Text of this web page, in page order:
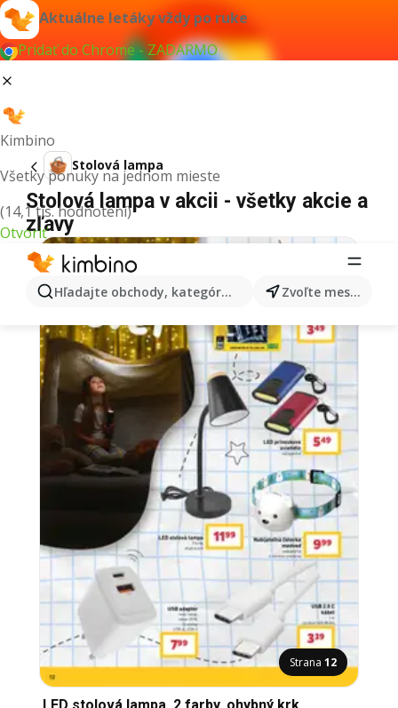
Aktuálne letáky vždy po ruke
Pridať do Chrome - ZADARMO
Kimbino
Všetky ponuky na jednom mieste
(14,1 tis. hodnotení)
Otvoriť
Hľadajte obchody, kategórie, produkty... Zvoľte mesto
Stolová lampa
Stolová lampa v akcii - všetky akcie a
zľavy
Strana 12
LED stolová lampa, 2 farby, ohybný krk